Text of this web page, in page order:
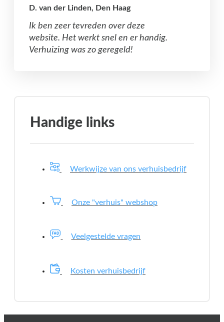
D. van der Linden, Den Haag
Ik ben zeer tevreden over deze
website. Het werkt snel en er handig.
Verhuizing was zo geregeld!
Handige links
Werkwijze van ons verhuisbedrijf
Onze "verhuis" webshop
Veelgestelde vragen
Kosten verhuisbedrijf